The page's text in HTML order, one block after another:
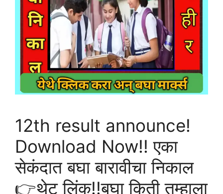
12th result announce!
Download Now!! एका
सेकंदात बघा बारावीचा निकाल
👉थेट लिंक!!बघा किती तुम्हाला